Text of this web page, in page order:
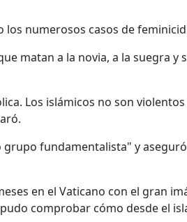
numerosos casos de
matan a la novia, a la suegra y
Los islámicos no son
fundamentalista" y
en el Vaticano con el gran
comprobar cómo desde el